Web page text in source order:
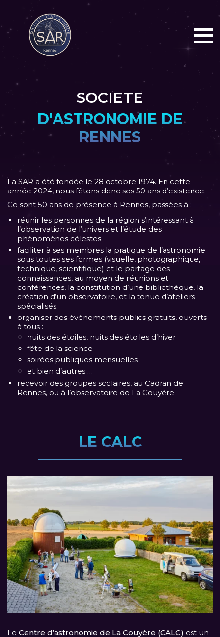
SOCIETE
D'ASTRONOMIE DE
RENNES
La SAR a été fondée le 28 octobre 1974. En cette
année 2024, nous fêtons donc ses 50 ans d’existence.
Ce sont 50 ans de présence à Rennes, passées à :
réunir les personnes de la région s’intéressant à
l’observation de l’univers et l’étude des
phénomènes célestes
faciliter à ses membres la pratique de l’astronomie
sous toutes ses formes (visuelle, photographique,
technique, scientifique) et le partage des
connaissances, au moyen de réunions et
conférences, la constitution d’une bibliothèque, la
création d’un observatoire, et la tenue d’ateliers
spécialisés.
organiser des événements publics gratuits, ouverts
à tous :
nuits des étoiles, nuits des étoiles d’hiver
fête de la science
soirées publiques mensuelles
et bien d’autres …
recevoir des groupes scolaires, au Cadran de
Rennes, ou à l’observatoire de La Couyère
LE CALC
Le Centre d’astronomie de La Couyère (CALC) est un